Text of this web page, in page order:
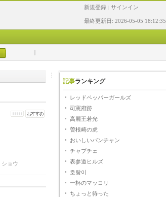
新規登録 サインイン
最終更新日: 2026-05-05 18:12:35
ショウ
記事ランキング
レッドペッパーガールズ
司憲府跡
高麗王若光
曽根崎の虎
おいしいパンチャン
チャプチェ
表参道ヒルズ
호랑이
一杯のマッコリ
ちょっと待った